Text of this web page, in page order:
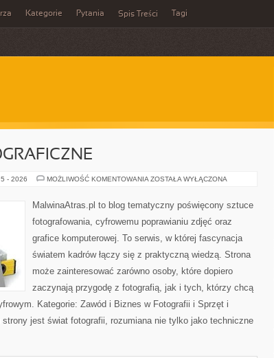
Kategorie Pytania Spis Treści Tagi
- 2026 MOŻLIWOŚĆ KOMENTOWANIA TECHNIKI
ZOSTAŁA WYŁĄCZONA
MalwinaAtras.pl to blog tematyczny poświęcony sztuce
fotografowania, cyfrowemu poprawianiu zdjęć oraz
grafice komputerowej. To serwis, w której fascynacja
światem kadrów łączy się z praktyczną wiedzą. Strona
może zainteresować zarówno osoby, które dopiero
zaczynają przygodę z fotografią, jak i tych, którzy chcą
Kategorie: Zawód i Biznes w Fotografii i Sprzęt i
strony jest świat fotografii, rozumiana nie tylko jako techniczne